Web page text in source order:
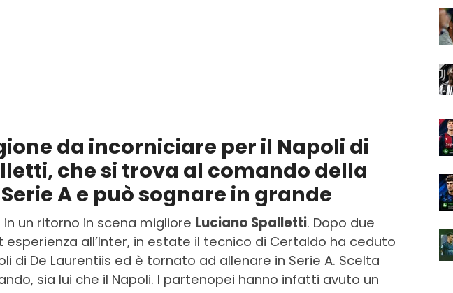
da incorniciare per il Napoli di
che si trova al comando della
A e può sognare in grande
un ritorno in scena migliore Luciano Spalletti. Dopo due
esperienza all’Inter, in estate il tecnico di Certaldo ha ceduto
di De Laurentiis ed è tornato ad allenare in Serie A. Scelta
sia lui che il Napoli. I partenopei hanno infatti avuto un